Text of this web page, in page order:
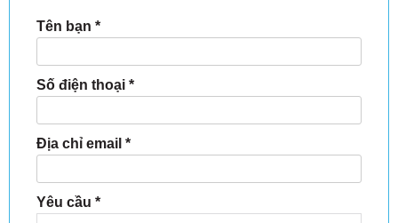
Tên bạn *
Số điện thoại *
Địa chỉ email *
Yêu cầu *